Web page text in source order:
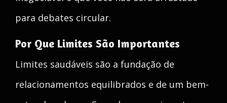
para debates circular.
Por Que Limites São Importantes
Limites saudáveis são a fundação de
relacionamentos equilibrados e de um bem-